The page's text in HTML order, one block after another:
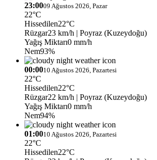
23:0009 Ağustos 2026, Pazar
22°C
Hissedilen22°C
Rüzgar23 km/h | Poyraz (Kuzeydoğu)
Yağış Miktarı0 mm/h
Nem93%
00:0010 Ağustos 2026, Pazartesi
22°C
Hissedilen22°C
Rüzgar22 km/h | Poyraz (Kuzeydoğu)
Yağış Miktarı0 mm/h
Nem94%
01:0010 Ağustos 2026, Pazartesi
22°C
Hissedilen22°C